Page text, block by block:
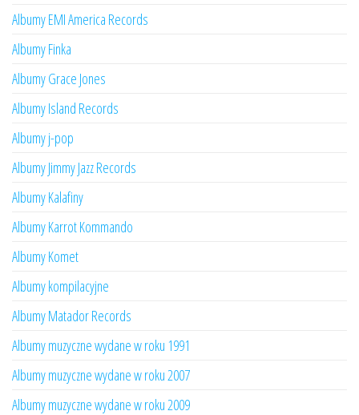
Albumy EMI America Records
Albumy Finka
Albumy Grace Jones
Albumy Island Records
Albumy j-pop
Albumy Jimmy Jazz Records
Albumy Kalafiny
Albumy Karrot Kommando
Albumy Komet
Albumy kompilacyjne
Albumy Matador Records
Albumy muzyczne wydane w roku 1991
Albumy muzyczne wydane w roku 2007
Albumy muzyczne wydane w roku 2009